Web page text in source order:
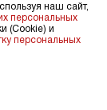
по
монтаж не
коммуникаций,
наш сайт,
персональных
(Cookie) и
персональных